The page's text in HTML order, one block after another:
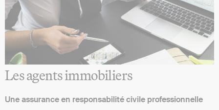
Les agents immobiliers
Une assurance en responsabilité civile professionnelle